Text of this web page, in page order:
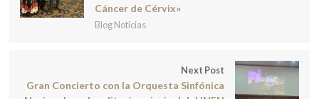
Cáncer de Cérvix»
Blog Noticias
Next Post
Gran Concierto con la Orquesta Sinfónica